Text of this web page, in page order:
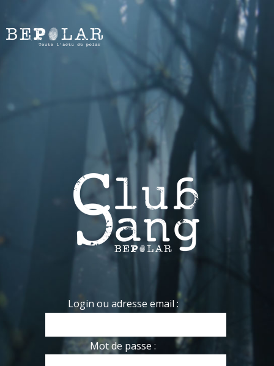
Login ou adresse email :
Mot de passe :